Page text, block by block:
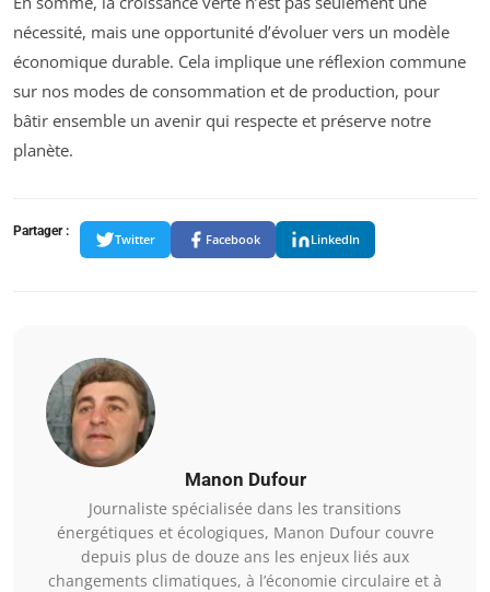
nécessité, mais une opportunité d’évoluer vers un modèle
économique durable. Cela implique une réflexion commune
sur nos modes de consommation et de production, pour
bâtir ensemble un avenir qui respecte et préserve notre
planète.
Partager :
Twitter Facebook LinkedIn
Manon Dufour
Journaliste spécialisée dans les transitions
énergétiques et écologiques, Manon Dufour couvre
depuis plus de douze ans les enjeux liés aux
changements climatiques, à l’économie circulaire et à